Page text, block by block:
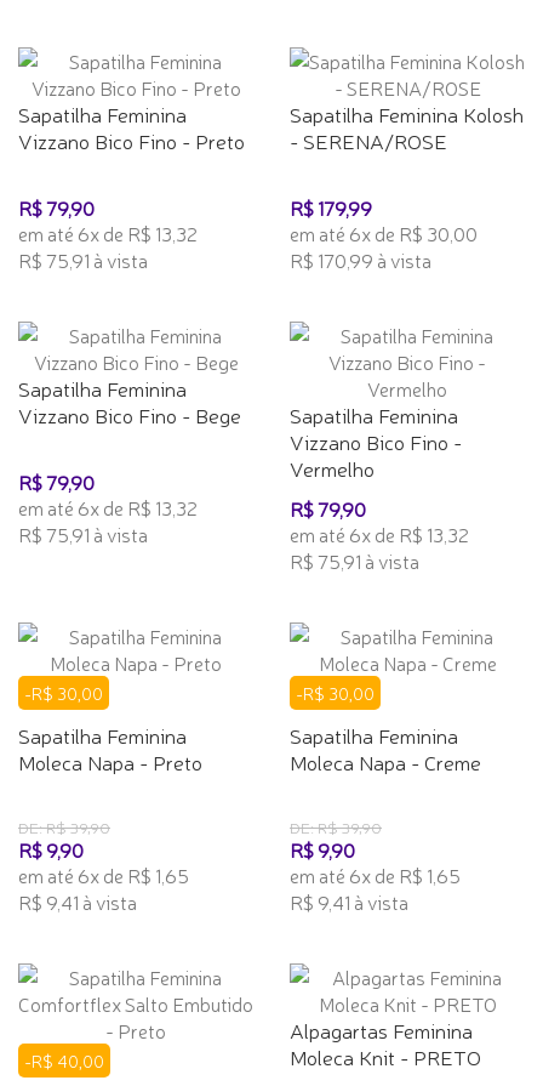
Sapatilha Feminina
Vizzano Bico Fino - Preto
R$ 79,90
em até 6x de R$ 13,32
R$ 75,91 à vista
Sapatilha Feminina Kolosh
- SERENA/ROSE
R$ 179,99
em até 6x de R$ 30,00
R$ 170,99 à vista
Sapatilha Feminina
Vizzano Bico Fino - Bege
R$ 79,90
em até 6x de R$ 13,32
R$ 75,91 à vista
Sapatilha Feminina
Vizzano Bico Fino -
Vermelho
R$ 79,90
em até 6x de R$ 13,32
R$ 75,91 à vista
-R$ 30,00
Sapatilha Feminina
Moleca Napa - Preto
DE: R$ 39,90
R$ 9,90
em até 6x de R$ 1,65
R$ 9,41 à vista
-R$ 30,00
Sapatilha Feminina
Moleca Napa - Creme
DE: R$ 39,90
R$ 9,90
em até 6x de R$ 1,65
R$ 9,41 à vista
-R$ 40,00
Alpagartas Feminina
Moleca Knit - PRETO